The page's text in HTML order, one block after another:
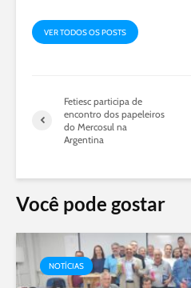
VER TODOS OS POSTS
Fetiesc participa de
encontro dos papeleiros
do Mercosul na
Argentina
Você pode gostar
NOTÍCIAS